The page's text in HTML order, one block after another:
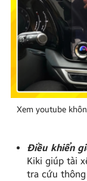
Xem youtube
Điều khiển
Kiki giúp tài
tra cứu